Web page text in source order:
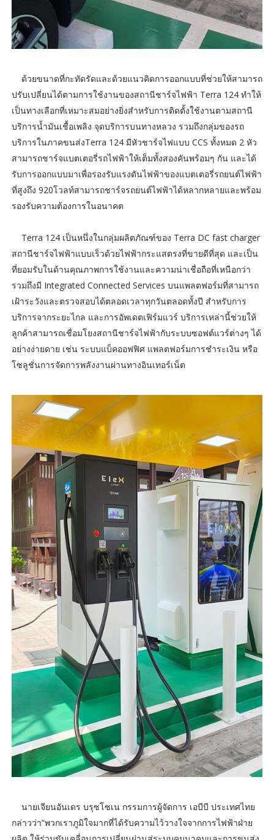
ด้วยขนาดที่กะทัดรัดและด้วยแนวคิดการออกแบบที่ช่วยให้สามารถ
ปรับเปลี่ยนได้ตามการใช้งานของสถานีชาร์จไฟฟ้า Terra 124 ทำให้
เป็นทางเลือกที่เหมาะสมอย่างยิ่งสำหรับการติดตั้งใช้งานตามสถานี
บริการน้ำมันเชื้อเพลิง จุดบริการบนทางหลวง รวมถึงกลุ่มของรถ
บริการในภาคขนส่งTerra 124 มีหัวชาร์จไฟแบบ CCS ทั้งหมด 2 หัว
สามารถชาร์จแบตเตอรี่รถไฟฟ้าให้เต็มทั้งสองคันพร้อมๆ กัน และได้
รับการออกแบบมาเพื่อรองรับแรงดันไฟฟ้าของแบตเตอรี่รถยนต์ไฟฟ้า
ที่สูงถึง 920โวลท์สามารถชาร์จรถยนต์ไฟฟ้าได้หลากหลายและพร้อม
รองรับความต้องการในอนาคต
Terra 124 เป็นหนึ่งในกลุ่มผลิตภัณฑ์ของ Terra DC fast charger
สถานีชาร์จไฟฟ้าแบบเร็วด้วยไฟฟ้ากระแสตรงที่ขายดีที่สุด และเป็น
ที่ยอมรับในด้านคุณภาพการใช้งานและความน่าเชื่อถือที่เหนือกว่า
รวมถึงมี Integrated Connected Services บนแพลตฟอร์มที่สามารถ
เฝ้าระวังและตรวจสอบได้ตลอดเวลาทุกวันตลอดทั้งปี สำหรับการ
บริการจากระยะไกล และการอัพเดตเฟิร์มแวร์ บริการเหล่านี้ช่วยให้
ลูกค้าสามารถเชื่อมโยงสถานีชาร์จไฟฟ้ากับระบบซอฟต์แวร์ต่างๆ ได้
อย่างง่ายดาย เช่น ระบบแบ็คออฟฟิศ แพลตฟอร์มการชำระเงิน หรือ
โซลูชั่นการจัดการพลังงานผ่านทางอินเทอร์เน็ต
นายเจียนอันเดร บรุซโซเน กรรมการผู้จัดการ เอบีบี ประเทศไทย
กล่าวว่า“พวกเราภูมิใจมากที่ได้รับความไว้วางใจจากการไฟฟ้าฝ่าย